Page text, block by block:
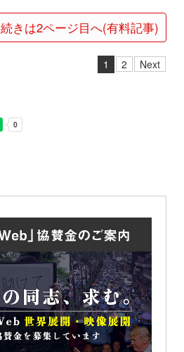
続きは2ページ目へ(有料記事)
1 2 Next